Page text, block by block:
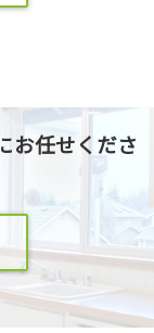
お任せくださ